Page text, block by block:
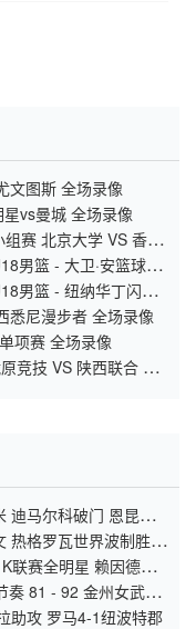
文图斯 全场录像
vs曼城 全场录像
赛 北京大学 VS 香港
男篮 - 大卫·安篮球学
男篮 - 纽纳华丁闪电
悉尼漫步者 全场录像
项赛 全场录像
竞技 VS 陕西联合 全
迪马尔科破门 恩昆库
热格罗瓦世界波制胜穆
联赛全明星 赖因德斯
奏 81 - 92 金州女武神
助攻 罗马4-1纽波特郡